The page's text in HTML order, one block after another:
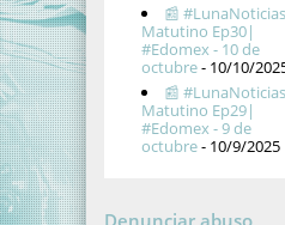
📰 #LunaNoticias
Matutino Ep30|
#Edomex - 10 de
octubre- 10/10/
📰 #LunaNoticias
Matutino Ep29|
#Edomex - 9 de
octubre- 10/9/2025
Denunciar abuso